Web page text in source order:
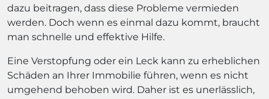
dazu beitragen, dass diese Probleme vermieden
werden. Doch wenn es einmal dazu kommt, braucht
man schnelle und effektive Hilfe.
Eine Verstopfung oder ein Leck kann zu erheblichen
Schäden an Ihrer Immobilie führen, wenn es nicht
umgehend behoben wird. Daher ist es unerlässlich,